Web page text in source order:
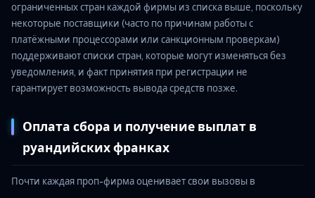
ограниченных стран каждой фирмы из списка выше, поскольку
некоторые поставщики (часто по причинам работы с
платёжными процессорами или санкционным проверкам)
поддерживают списки стран, которые могут изменяться без
уведомления, и факт принятия при регистрации не
гарантирует возможность вывода средств позже.
Оплата сбора и получение выплат в
руандийских франках
Почти каждая проп-фирма оценивает свои вызовы в